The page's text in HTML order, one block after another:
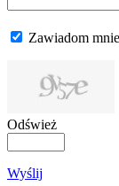
Zawiadom
Odśwież
Wyślij